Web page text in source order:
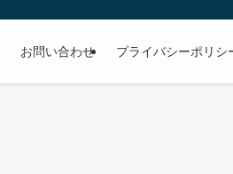
お問い合わせ プライバシーポリシ